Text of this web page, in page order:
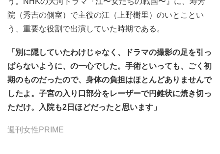
院（秀吉の側室）で主役の江（上野樹里）のいとことい
う、重要な役割で出演していた時期である。
「別に隠していたわけじゃなく、ドラマの撮影の足を引っ
ぱらないように、の一心でした。手術といっても、ごく初
期のものだったので、身体の負担はほとんどありませんで
したよ。子宮の入り口部分をレーザーで円錐状に焼き切っ
ただけ。入院も2日ほどだったと思います」
週刊女性PRIME